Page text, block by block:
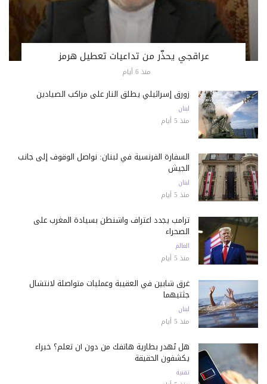
عراقجي يحذّر من تداعيات تعطيل هرمز
منذ 6 أيام
زورق إسرائيلي يطلق النار على مراكب الصيادين
لبنان
منذ 5 أيام
السفارة الفرنسية في لبنان: نواصل الوقوف إلى جانب
الجيش
لبنان
منذ 5 أيام
ترامب يجدد اعتراف واشنطن بسيادة المغرب على
الصحراء
العالم
منذ 5 أيام
غرق شابين في العقيبة وعمليات متواصلة لانتشال
جثتيهما
لبنان
منذ 5 أيام
هل تُهدر بطارية هاتفك من دون أن تعلم؟ خبراء
يكشفون الحقيقة
تقنية